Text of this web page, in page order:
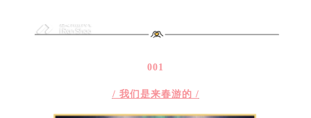
001
/ 我们是来春游的 /